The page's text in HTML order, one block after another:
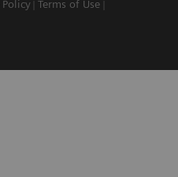
Policy Terms of Use